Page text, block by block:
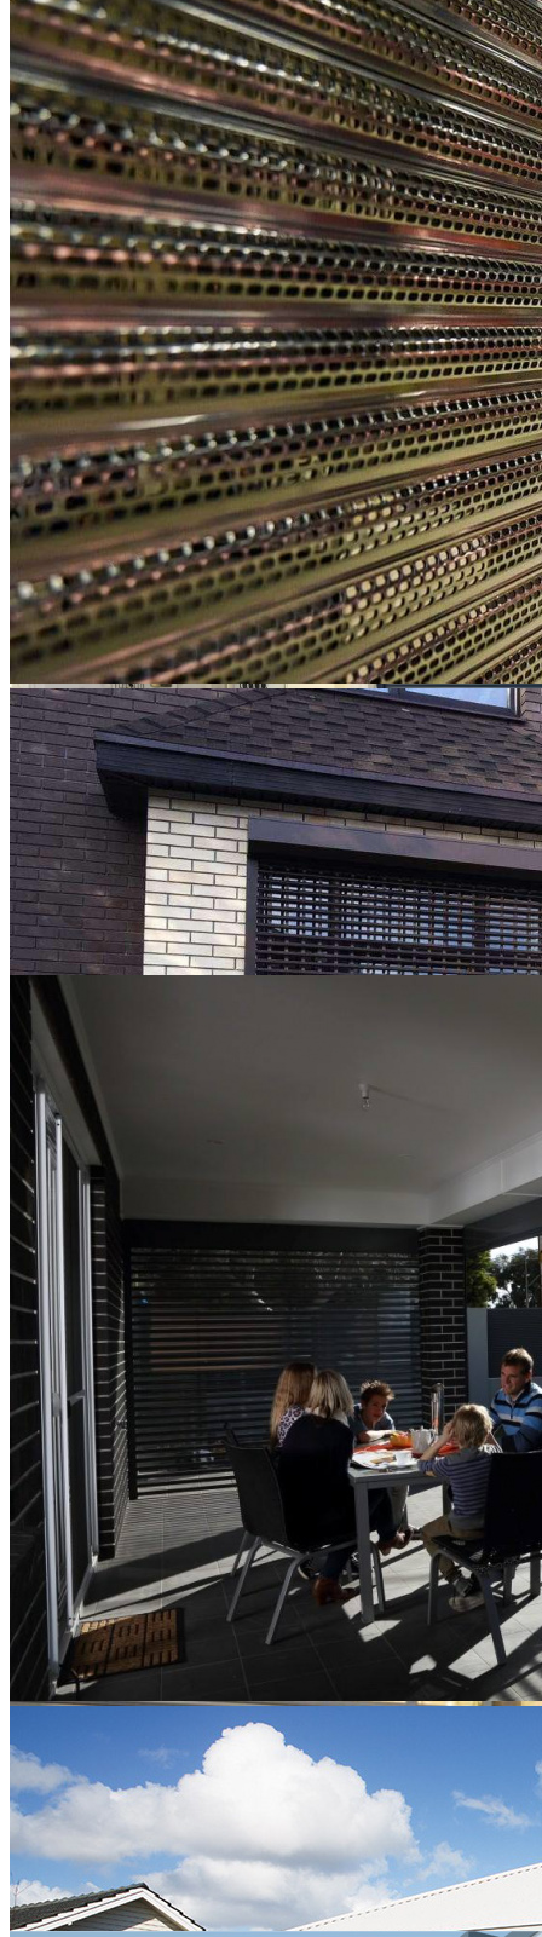
РОЛЬСТАВНИ
РЕШЕТЧАТЫЕ
Алюминиевые роллетные решетки — изящная защита витрин
магазинов, надежное антивандальное решение для офисов и
даже банков. Специальный фиксирующий профиль
обеспечивает защиту от несанкционированного подъема
решетки в закрытом состоянии.
Цена
38730 -38%
24400₽
Подробнее Калькулятор
РОЛЬСТАВНИ
ПРОЗРАЧНЫЕ
В последнее время популярными становятся рольставни из
поликарбоната. Их популярность обусловлена
привлекательным внешним видом. Они идеально подходят
защиты окон, дверей и витрин.
Цена
30200₽
Подробнее Калькулятор